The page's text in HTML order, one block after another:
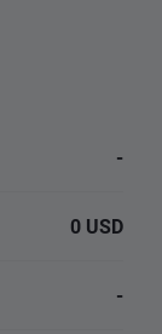
-
0 USD
-